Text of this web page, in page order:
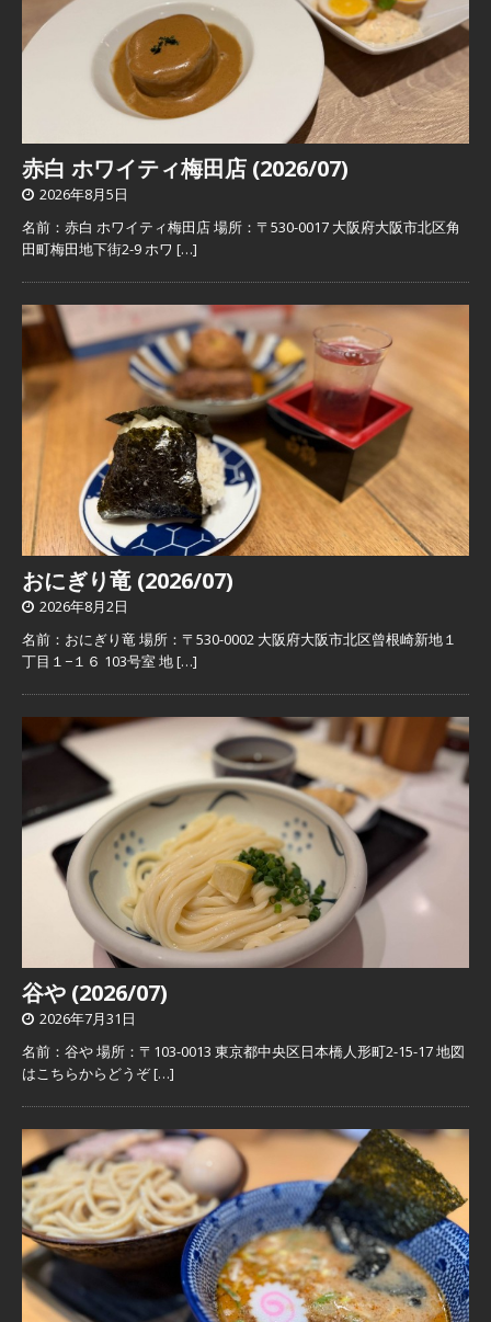
赤白 ホワイティ梅田店 (2026/07)
2026年8月5日
名前：赤白 ホワイティ梅田店 場所：〒530-0017 大阪府大阪市北区角
田町梅田地下街2-9 ホワ […]
おにぎり竜 (2026/07)
2026年8月2日
名前：おにぎり竜 場所：〒530-0002 大阪府大阪市北区曾根崎新地１
丁目１−１６ 103号室 地[…]
谷や (2026/07)
2026年7月31日
名前：谷や 場所：〒103-0013 東京都中央区日本橋人形町2-15-17 地図
はこちらからどうぞ[…]